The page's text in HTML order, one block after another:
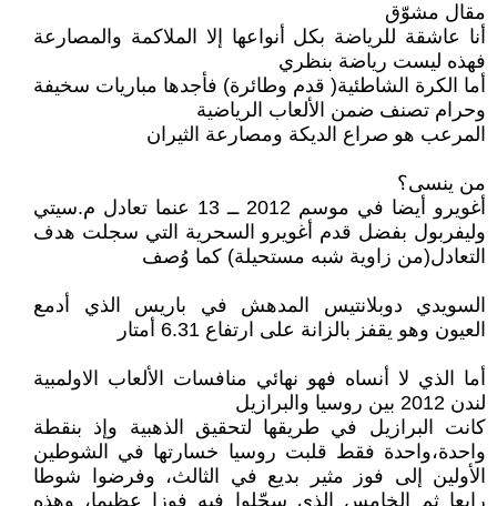
مقال مشوّق
أنا عاشقة للرياضة بكل أنواعها إلا الملاكمة والمصارعة
فهذه ليست رياضة بنظري
أما الكرة الشاطئية( قدم وطائرة) فأجدها مباريات سخيفة
وحرام تصنف ضمن الألعاب الرياضية
المرعب هو صراع الديكة ومصارعة الثيران
من ينسى؟
أغويرو أيضا في موسم 2012 ــ 13 عنما تعادل م.سيتي
وليفربول بفضل قدم أغويرو السحرية التي سجلت هدف
التعادل(من زاوية شبه مستحيلة) كما وُصف
السويدي دوبلانتيس المدهش في باريس الذي أدمع
العيون وهو يقفز بالزانة على ارتفاع 6.31 أمتار
أما الذي لا أنساه فهو نهائي منافسات الألعاب الاولمبية
لندن 2012 بين روسيا والبرازيل
كانت البرازيل في طريقها لتحقيق الذهبية وإذ بنقطة
واحدة،واحدة فقط قلبت روسيا خسارتها في الشوطين
الأولين إلى فوز مثير بديع في الثالث، وفرضوا شوطا
رابعا ثم الخامس الذي سجّلوا فيه فوزا عظيما، وهذه